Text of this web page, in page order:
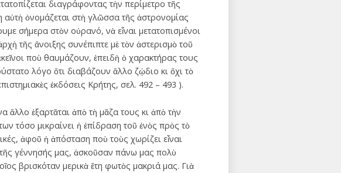
διαγράφοντας τὴν περίμετρο τῆς
ὀνομάζεται στὴ γλῶσσα τῆς ἀστρονομίας
σήμερα στὸν οὐρανό, νὰ εἶναι μετατοπισμένοι
τῆς ἄνοιξης συνέπιπτε μὲ τὸν ἀστερισμὸ τοῦ
ποὺ θαυμάζουν, ἐπειδὴ ὁ χαρακτήρας τους
λόγο ὅτι διαβάζουν ἄλλο ζῴδιο κι ὄχι τὸ
ἐκδόσεις Κρήτης, σελ. 492 – 493 ).
ἐξαρτᾶται ἀπὸ τὴ μᾶζα τους κι ἀπὸ τὴν
τόσο μικραίνει ἡ ἐπίδραση τοῦ ἑνὸς πρὸς τὸ
ἀφοῦ ἡ ἀπόσταση ποὺ τοὺς χωρίζει εἶναι
τῆς γέννησής μας, ἀσκοῦσαν πάνω μας πολὺ
βρισκόταν μερικὰ ἔτη φωτὸς μακριά μας. Γιὰ